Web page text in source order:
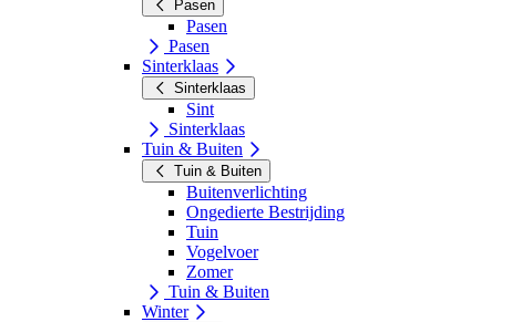
Pasen
Pasen
Pasen
Sinterklaas
Sinterklaas
Sint
Sinterklaas
Tuin & Buiten
Tuin & Buiten
Buitenverlichting
Ongedierte Bestrijding
Tuin
Vogelvoer
Zomer
Tuin & Buiten
Winter